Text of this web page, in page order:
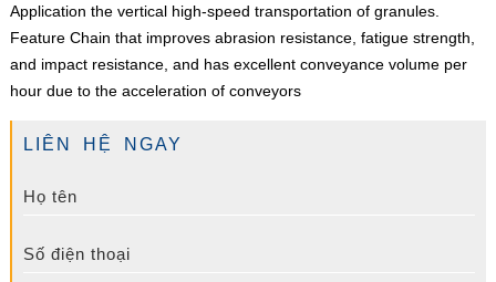
Application the vertical high-speed transportation of granules.
Feature Chain that improves abrasion resistance, fatigue strength,
and impact resistance, and has excellent conveyance volume per
hour due to the acceleration of conveyors
LIÊN HỆ NGAY